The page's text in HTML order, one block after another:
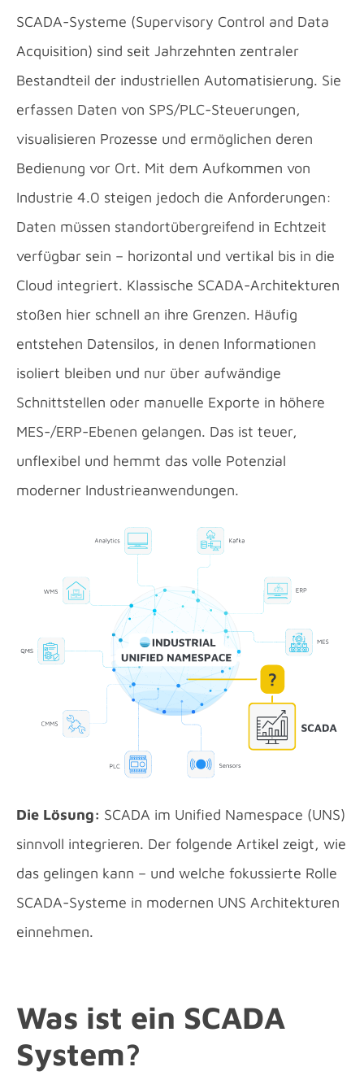
SCADA-Systeme (Supervisory Control and Data
Acquisition) sind seit Jahrzehnten zentraler
Bestandteil der industriellen Automatisierung. Sie
erfassen Daten von SPS/PLC-Steuerungen,
visualisieren Prozesse und ermöglichen deren
Bedienung vor Ort. Mit dem Aufkommen von
Industrie 4.0 steigen jedoch die Anforderungen:
Daten müssen standortübergreifend in Echtzeit
verfügbar sein – horizontal und vertikal bis in die
Cloud integriert. Klassische SCADA-Architekturen
stoßen hier schnell an ihre Grenzen. Häufig
entstehen Datensilos, in denen Informationen
isoliert bleiben und nur über aufwändige
Schnittstellen oder manuelle Exporte in höhere
MES-/ERP-Ebenen gelangen. Das ist teuer,
unflexibel und hemmt das volle Potenzial
moderner Industrieanwendungen.
Die Lösung: SCADA im Unified Namespace (UNS)
sinnvoll integrieren. Der folgende Artikel zeigt, wie
das gelingen kann – und welche fokussierte Rolle
SCADA-Systeme in modernen UNS Architekturen
einnehmen.
Was ist ein SCADA
System?